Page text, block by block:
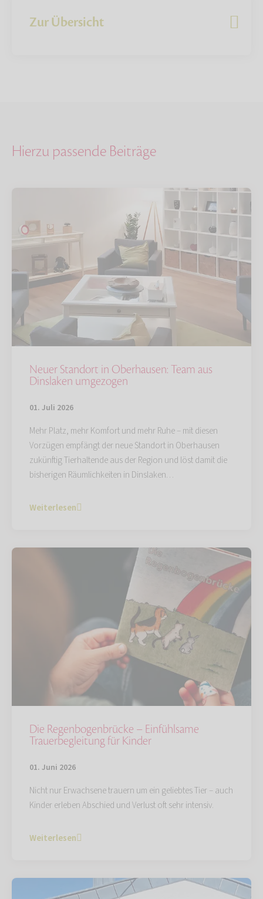
Zur Übersicht
Hierzu passende Beiträge
Neuer Standort in Oberhausen: Team aus
Dinslaken umgezogen
01. Juli 2026
Mehr Platz, mehr Komfort und mehr Ruhe – mit diesen
Vorzügen empfängt der neue Standort in Oberhausen
zukünftig Tierhaltende aus der Region und löst damit die
bisherigen Räumlichkeiten in Dinslaken…
Weiterlesen
Die Regenbogenbrücke – Einfühlsame
Trauerbegleitung für Kinder
01. Juni 2026
Nicht nur Erwachsene trauern um ein geliebtes Tier – auch
Kinder erleben Abschied und Verlust oft sehr intensiv.
Weiterlesen